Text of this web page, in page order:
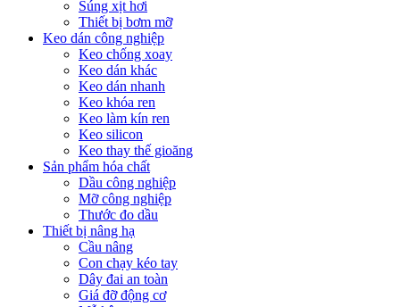
Súng xịt hơi
Thiết bị bơm mỡ
Keo dán công nghiệp
Keo chống xoay
Keo dán khác
Keo dán nhanh
Keo khóa ren
Keo làm kín ren
Keo silicon
Keo thay thế gioăng
Sản phẩm hóa chất
Dầu công nghiệp
Mỡ công nghiệp
Thước đo dầu
Thiết bị nâng hạ
Cầu nâng
Con chạy kéo tay
Dây đai an toàn
Giá đỡ động cơ